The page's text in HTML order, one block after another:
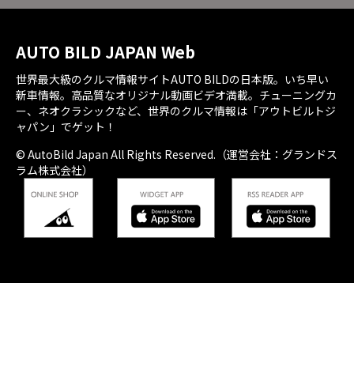
AUTO BILD JAPAN Web
世界最大級のクルマ情報サイトAUTO BILDの日本版。いち早い
新車情報。高品質なオリジナル動画ビデオ満載。チューニングカ
ー、ネオクラシックなど、世界のクルマ情報は「アウトビルトジ
ャパン」でゲット！
© AutoBild Japan All Rights Reserved.（運営会社：グランドス
ラム株式会社）